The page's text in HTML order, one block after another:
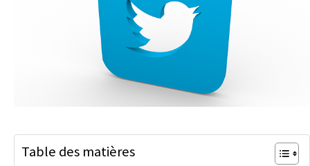
Table des matières